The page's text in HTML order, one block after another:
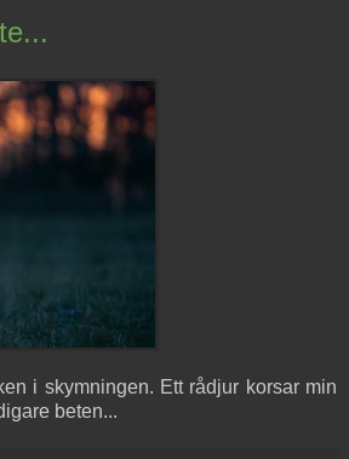
i skymningen. Ett rådjur korsar min
beten...